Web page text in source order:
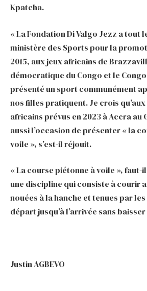
Kpatcha.
« La Fondation Di Valgo Jezz a tout
ministère des Sports pour la
2015, aux jeux africains de
démocratique du Congo et le
présenté un sport communément
nos filles pratiquent. Je crois
africains prévus en 2023 à Accra au
aussi l’occasion de présenter « la
voile », s’est-il réjouit.
« La course piétonne à voile »,
une discipline qui consiste à courir
nouées à la hanche et tenues par
départ jusqu’à l’arrivée sans
Justin AGBEVO